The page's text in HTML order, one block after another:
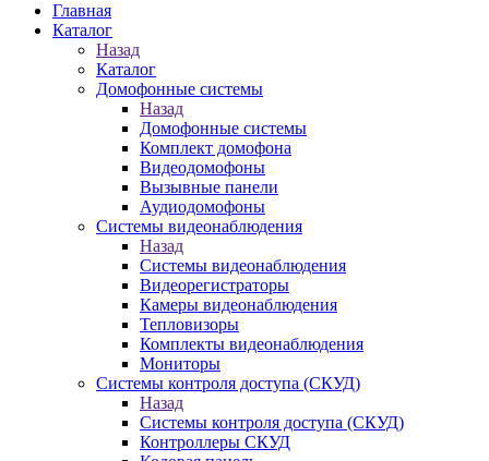
Главная
Каталог
Назад
Каталог
Домофонные системы
Назад
Домофонные системы
Комплект домофона
Видеодомофоны
Вызывные панели
Аудиодомофоны
Системы видеонаблюдения
Назад
Системы видеонаблюдения
Видеорегистраторы
Камеры видеонаблюдения
Тепловизоры
Комплекты видеонаблюдения
Мониторы
Системы контроля доступа (СКУД)
Назад
Системы контроля доступа (СКУД)
Контроллеры СКУД